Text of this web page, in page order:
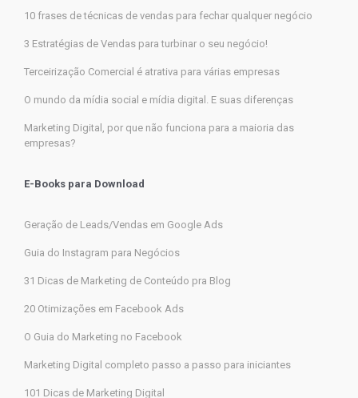
10 frases de técnicas de vendas para fechar qualquer negócio
3 Estratégias de Vendas para turbinar o seu negócio!
Terceirização Comercial é atrativa para várias empresas
O mundo da mídia social e mídia digital. E suas diferenças
Marketing Digital, por que não funciona para a maioria das
empresas?
E-Books para Download
Geração de Leads/Vendas em Google Ads
Guia do Instagram para Negócios
31 Dicas de Marketing de Conteúdo pra Blog
20 Otimizações em Facebook Ads
O Guia do Marketing no Facebook
Marketing Digital completo passo a passo para iniciantes
101 Dicas de Marketing Digital